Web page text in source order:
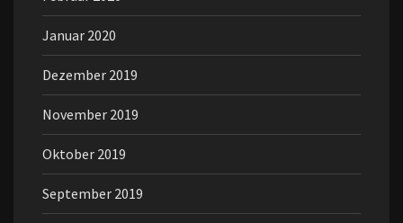
Januar 2020
Dezember 2019
November 2019
Oktober 2019
September 2019